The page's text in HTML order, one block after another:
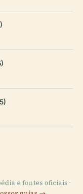
e fontes oficiais ·